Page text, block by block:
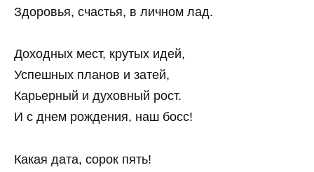
Здоровья, счастья, в личном лад.
Доходных мест, крутых идей,
Успешных планов и затей,
Карьерный и духовный рост.
И с днем рождения, наш босс!
Какая дата, сорок пять!